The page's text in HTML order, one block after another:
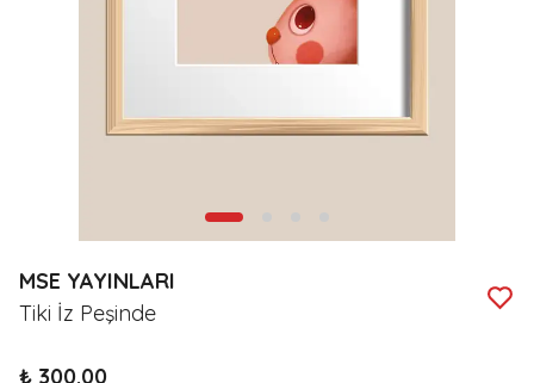
MSE YAYINLARI
Tiki İz Peşinde
₺ 300.00